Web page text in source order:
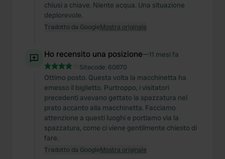
chiusi a chiave. Niente acqua. Una situazione
deplorevole.
Tradotto da GoogleMostra originale
Ho recensito una posizione—11 mesi fa
Sitecode: 60870
Ottimo posto. Questa volta la macchinetta ha
emesso il biglietto. Purtroppo, i visitatori
precedenti avevano gettato la spazzatura nel
prato accanto alla macchinetta. Facciamo
attenzione a questi luoghi e portiamo via la
spazzatura, come ci viene gentilmente chiesto di
fare.
Tradotto da GoogleMostra originale